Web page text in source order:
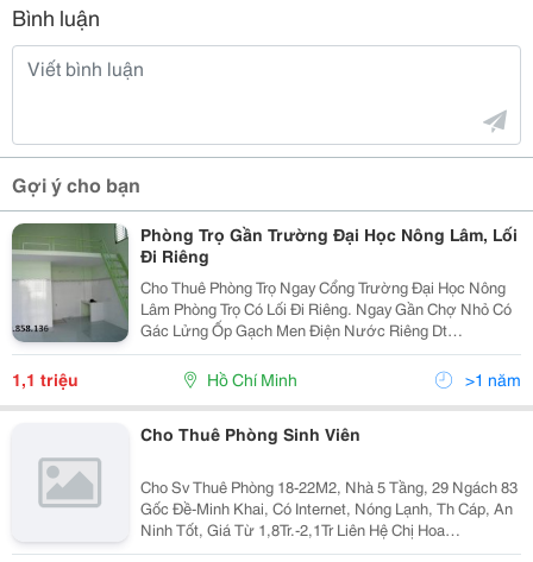
Bình luận
Gợi ý cho bạn
Phòng Trọ Gần Trường Đại Học Nông Lâm, Lối
Đi Riêng
Cho Thuê Phòng Trọ Ngay Cổng Trường Đại Học Nông
Lâm Phòng Trọ Có Lối Đi Riêng. Ngay Gần Chợ Nhỏ Có
Gác Lửng Ốp Gạch Men Điện Nước Riêng Dt
0909858136 0918121813
1,1 triệu Hồ Chí Minh >1 năm
Cho Thuê Phòng Sinh Viên
Cho Sv Thuê Phòng 18-22M2, Nhà 5 Tầng, 29 Ngách 83
Gốc Đề-Minh Khai, Có Internet, Nóng Lạnh, Th Cáp, An
Ninh Tốt, Giá Từ 1,8Tr.-2,1Tr Liên Hệ Chị Hoa
0982846808